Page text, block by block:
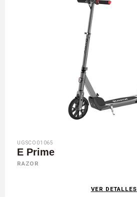
UGSCO01065
E Prime
RAZOR
VER DETALLES